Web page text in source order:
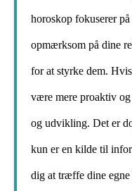
horoskop fokuserer
opmærksom på dine
for at styrke dem.
være mere proaktiv
og udvikling. Det er
kun er en kilde til
dig at træffe dine